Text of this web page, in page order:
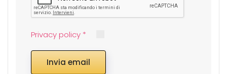
Privacy policy *
Invia email